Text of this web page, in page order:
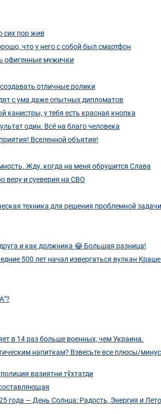
сих пор жив
что у него с собой был смартфон
офигенные мужички
отличные ролики
с ума даже опытных дипломатов
канистры, у тебя есть красная кнопка
один. Всё на благо человека
Вселенной объятия!
Жду, когда на меня обрушится Слава
веру и суеверия на СВО
техника для решения проблемной
и как должника 😂 Большая разница!
500 лет начал извергаться вулкан
в 14 раз больше военных, чем Украина.
напиткам? Взвесьте все плюсы/
вазиятни тўхтатди
года — День Солнца: Радость, Энергия и